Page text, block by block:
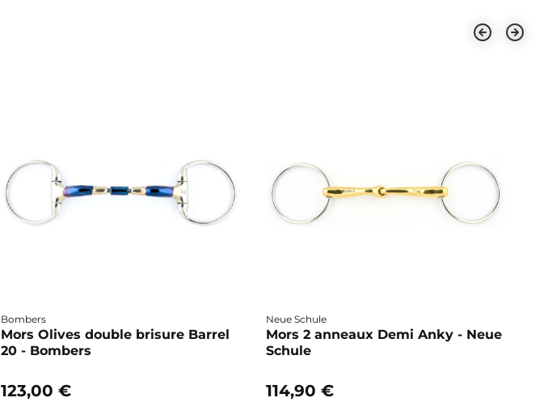
Bombers
Mors Olives double brisure Barrel
20 - Bombers
123,00 €
Neue Schule
Mors 2 anneaux Demi Anky - Neue
Schule
114,90 €